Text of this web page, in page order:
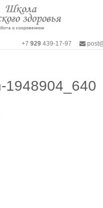
+7 929 439-17-97
1948904_640